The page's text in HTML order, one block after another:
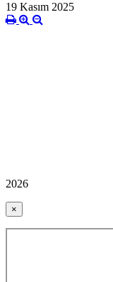
19 Kasım 2025
2026
×